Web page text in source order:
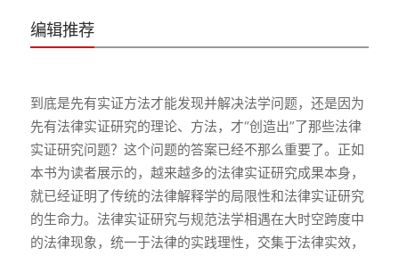
编辑推荐
到底是先有实证方法才能发现并解决法学问题，还是因为
先有法律实证研究的理论、方法，才“创造出”了那些法律
实证研究问题？这个问题的答案已经不那么重要了。正如
本书为读者展示的，越来越多的法律实证研究成果本身，
就已经证明了传统的法律解释学的局限性和法律实证研究
的生命力。法律实证研究与规范法学相遇在大时空跨度中
的法律现象，统一于法律的实践理性，交集于法律实效，